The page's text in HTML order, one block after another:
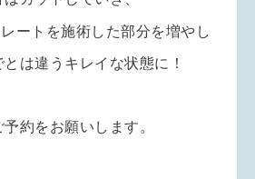
ートを施術した部分を増やし
は違うキレイな状態に！
約をお願いします。